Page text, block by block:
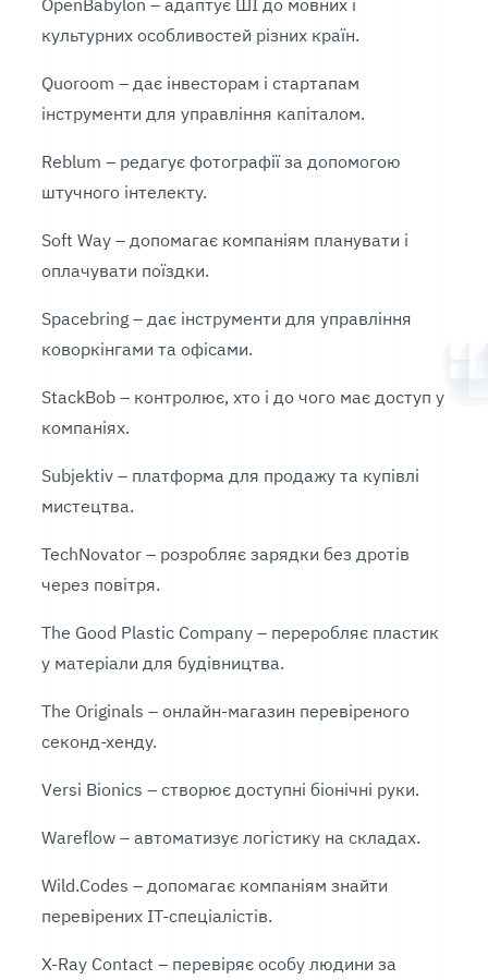
OpenBabylon – адаптує ШІ до мовних і
культурних особливостей різних країн.
Quoroom – дає інвесторам і стартапам
інструменти для управління капіталом.
Reblum – редагує фотографії за допомогою
штучного інтелекту.
Soft Way – допомагає компаніям планувати і
оплачувати поїздки.
Spacebring – дає інструменти для управління
коворкінгами та офісами.
StackBob – контролює, хто і до чого має доступ у
компаніях.
Subjektiv – платформа для продажу та купівлі
мистецтва.
TechNovator – розробляє зарядки без дротів
через повітря.
The Good Plastic Company – переробляє пластик
у матеріали для будівництва.
The Originals – онлайн-магазин перевіреного
секонд-хенду.
Versi Bionics – створює доступні біонічні руки.
Wareflow – автоматизує логістику на складах.
Wild.Codes – допомагає компаніям знайти
перевірених ІТ-спеціалістів.
X-Ray Contact – перевіряє особу людини за